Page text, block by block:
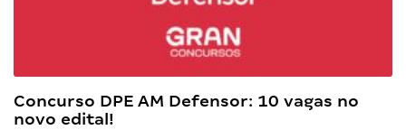
Concurso DPE AM Defensor: 10 vagas no
novo edital!